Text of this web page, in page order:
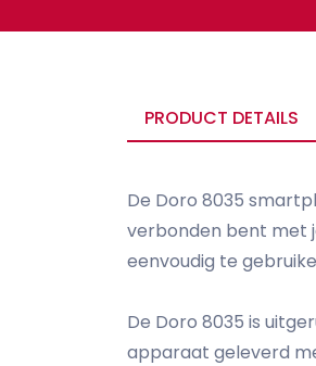
PRODUCT DETAILS
De Doro 8035
verbonden bent met
eenvoudig te
De Doro 8035 is
apparaat geleverd